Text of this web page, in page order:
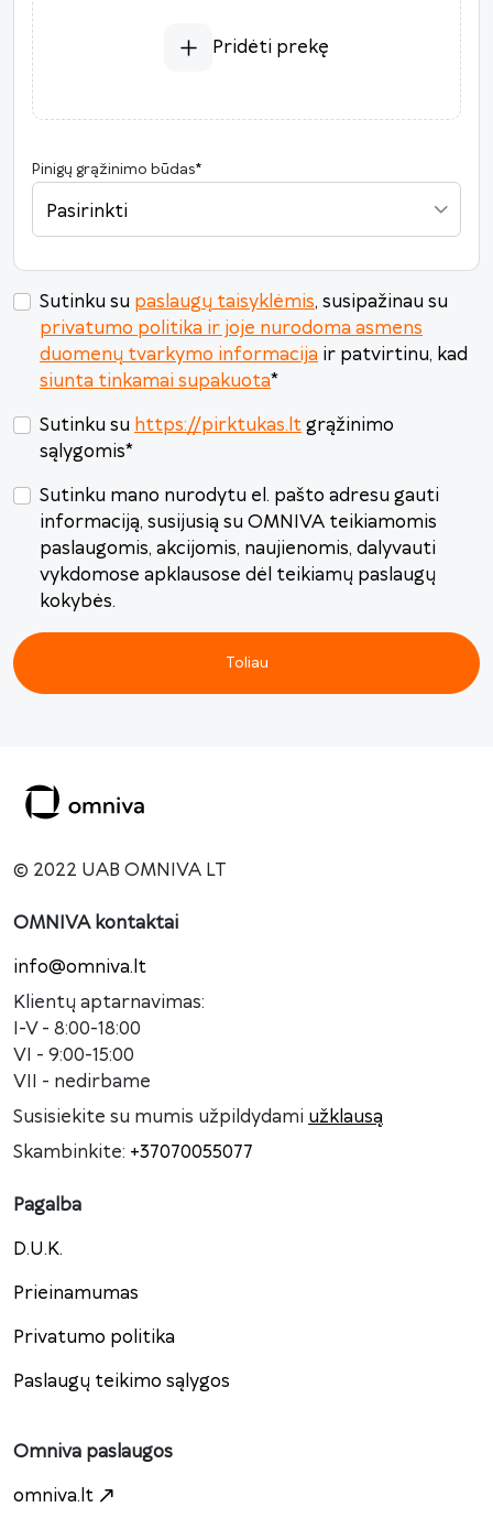
Pridėti prekę
Pinigų grąžinimo būdas*
Pasirinkti
Sutinku su paslaugų taisyklėmis, susipažinau su
privatumo politika ir joje nurodoma asmens
duomenų tvarkymo informacija ir patvirtinu, kad
siunta tinkamai supakuota*
Sutinku su https://pirktukas.ltgrąžinimo
sąlygomis*
Sutinku mano nurodytu el. pašto adresu gauti
informaciją, susijusią su OMNIVA teikiamomis
paslaugomis, akcijomis, naujienomis, dalyvauti
vykdomose apklausose dėl teikiamų paslaugų
kokybės.
Toliau
© 2022 UAB OMNIVA LT
OMNIVA kontaktai
info@omniva.lt
Klientų aptarnavimas:
I-V - 8:00-18:00
VI - 9:00-15:00
VII - nedirbame
Susisiekite su mumis užpildydami užklausą
Skambinkite: +37070055077
Pagalba
D.U.K.
Prieinamumas
Privatumo politika
Paslaugų teikimo sąlygos
Omniva paslaugos
omniva.lt